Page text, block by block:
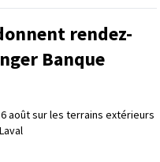
rendez-
Banque
août sur les terrains extérieurs